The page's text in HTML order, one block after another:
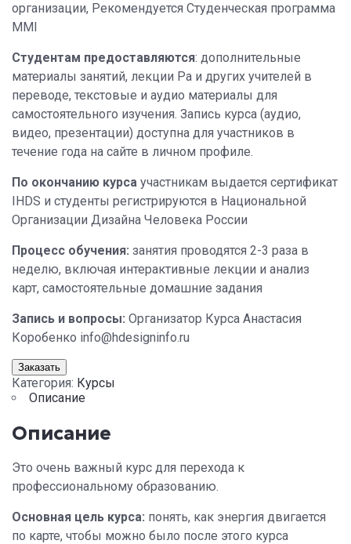
организации, Рекомендуется Студенческая программа
MMI
Студентам предоставляются: дополнительные
материалы занятий, лекции Ра и других учителей в
переводе, текстовые и аудио материалы для
самостоятельного изучения. Запись курса (аудио,
видео, презентации) доступна для участников в
течение года на сайте в личном профиле.
По окончанию курса участникам выдается сертификат
IHDS и студенты регистрируются в Национальной
Организации Дизайна Человека России
Процесс обучения: занятия проводятся 2-3 раза в
неделю, включая интерактивные лекции и анализ
карт, самостоятельные домашние задания
Запись и вопросы: Организатор Курса Анастасия
Коробенко info@hdesigninfo.ru
Заказать
Категория: Курсы
Описание
Описание
Это очень важный курс для перехода к
профессиональному образованию.
Основная цель курса: понять, как энергия двигается
по карте, чтобы можно было после этого курса